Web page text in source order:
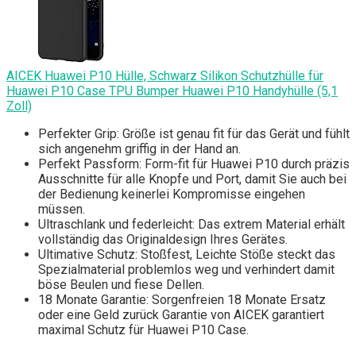
AICEK Huawei P10 Hülle, Schwarz Silikon Schutzhülle für
Huawei P10 Case TPU Bumper Huawei P10 Handyhülle (5,1
Zoll)
Perfekter Grip: Größe ist genau fit für das Gerät und fühlt
sich angenehm griffig in der Hand an.
Perfekt Passform: Form-fit für Huawei P10 durch präzis
Ausschnitte für alle Knopfe und Port, damit Sie auch bei
der Bedienung keinerlei Kompromisse eingehen
müssen.
Ultraschlank und federleicht: Das extrem Material erhält
vollständig das Originaldesign Ihres Gerätes.
Ultimative Schutz: Stoßfest, Leichte Stöße steckt das
Spezialmaterial problemlos weg und verhindert damit
böse Beulen und fiese Dellen.
18 Monate Garantie: Sorgenfreien 18 Monate Ersatz
oder eine Geld zurück Garantie von AICEK garantiert
maximal Schutz für Huawei P10 Case.